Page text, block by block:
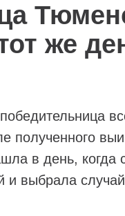
же
полученного
в день, когда
и выбрала